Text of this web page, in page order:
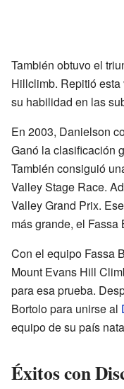
También obtuvo el
Hillclimb. Repitió
su habilidad en las
En 2003, Danielson
Ganó la clasificación
También consiguió
Valley Stage Race.
Valley Grand Prix.
más grande, el Fassa
Con el equipo Fassa
Mount Evans Hill
para esa prueba.
Bortolo para unirse al
equipo de su país
Éxitos con